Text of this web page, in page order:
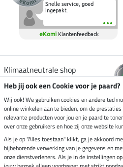
Snelle service, goed
ingepakt.
eKomi Klantenfeedback
Klimaatneutrale shop
Verzending per
Veilig betalen met
Heb jij ook een Cookie voor je paard?
Wij ook! We gebruiken cookies en andere
online winkelen aan te bieden, om de
relevante producten voor jou en je paard te
over onze gebruikers en hoe zij onze website
Als je op "Alles toestaan" klikt, ga je akkoord
bijbehorende verwerking van je gegevens en
onze dienstverleners. Als je in de instellingen